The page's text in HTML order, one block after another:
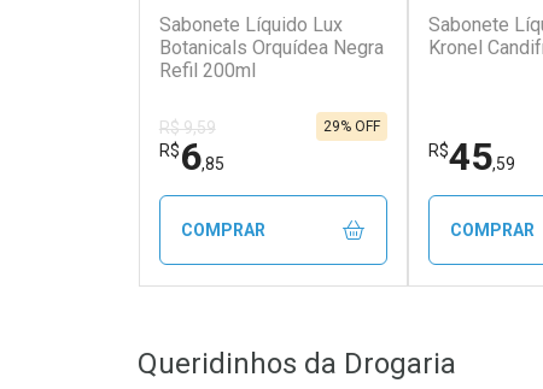
Sabonete Líquido Lux
Botanicals Orquídea Negra
Refil 200ml
R$ 9,59
R$6,85
29% OFF
COMPRAR
Laboratório
Por Menos
Sabonete
Kronel
R$45,59
COMPRAR
Por
Queridinhos da Drogaria